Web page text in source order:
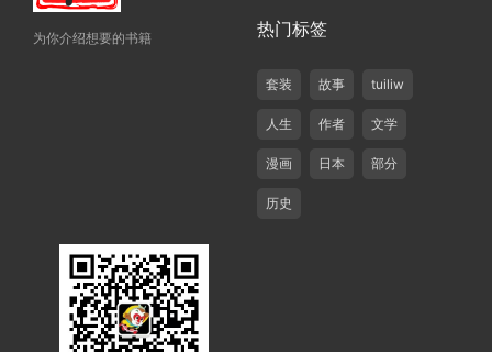
为你介绍想要的书籍 热门标签
套装 故事 tuiliw
人生 作者 文学
漫画 日本 部分
历史